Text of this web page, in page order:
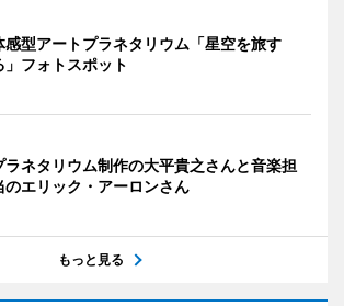
感型アートプラネタリウム「星空を旅す
」フォトスポット
ラネタリウム制作の大平貴之さんと音楽担
のエリック・アーロンさん
もっと見る